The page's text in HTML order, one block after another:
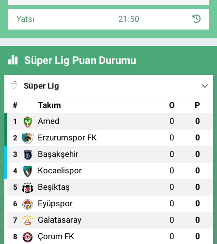
Yatsı 21:50
Süper Lig Puan Durumu
Süper Lig
#
Takım O P
1 Amed 0 0
2 Erzurumspor FK 0 0
3 Başakşehir 0 0
4 Kocaelispor 0 0
5 Beşiktaş 0 0
6 Eyüpspor 0 0
7 Galatasaray 0 0
8 Çorum FK 0 0